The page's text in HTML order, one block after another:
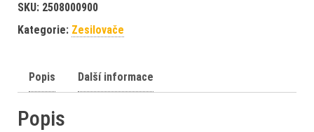
SKU: 2508000900
Kategorie: Zesilovače
Popis Další informace
Popis